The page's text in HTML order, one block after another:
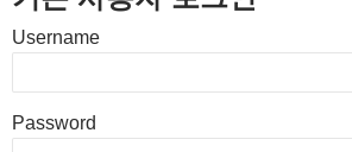
Username
Password